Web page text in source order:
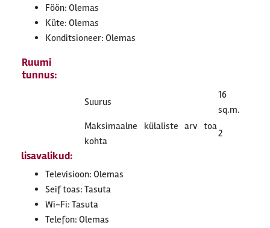
Föön: Olemas
Küte: Olemas
Konditsioneer: Olemas
Suurus
16
sq.m.
Maksimaalne külaliste arv toa
kohta
2
Ruumi
tunnus:
lisavalikud:
Televisioon: Olemas
Seif toas: Tasuta
Wi-Fi: Tasuta
Telefon: Olemas